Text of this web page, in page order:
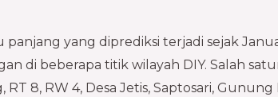
panjang yang diprediksi terjadi sejak
di beberapa titik wilayah DIY. Salah
8, RW 4, Desa Jetis, Saptosari,